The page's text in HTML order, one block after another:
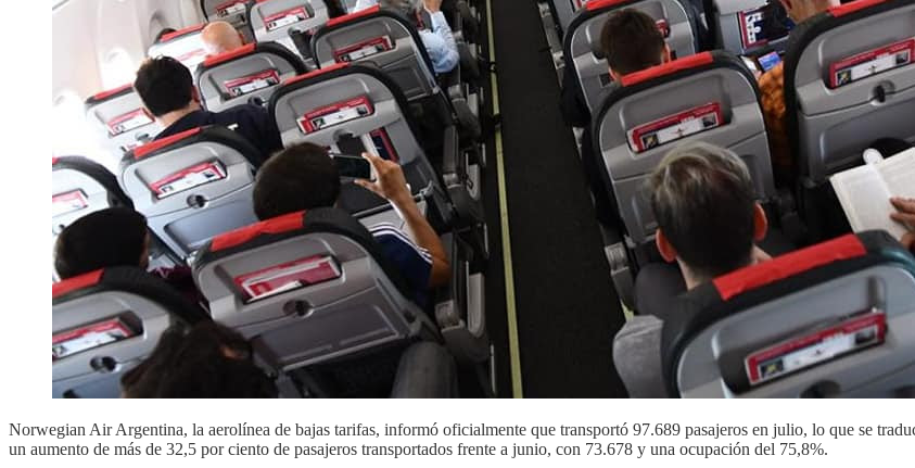
Norwegian Air Argentina, la aerolínea de bajas tarifas, informó oficialmente que transportó 97.689 pasajeros en julio, lo que se
un aumento de más de 32,5 por ciento de pasajeros transportados frente a junio, con 73.678 y una ocupación del 75,8%.